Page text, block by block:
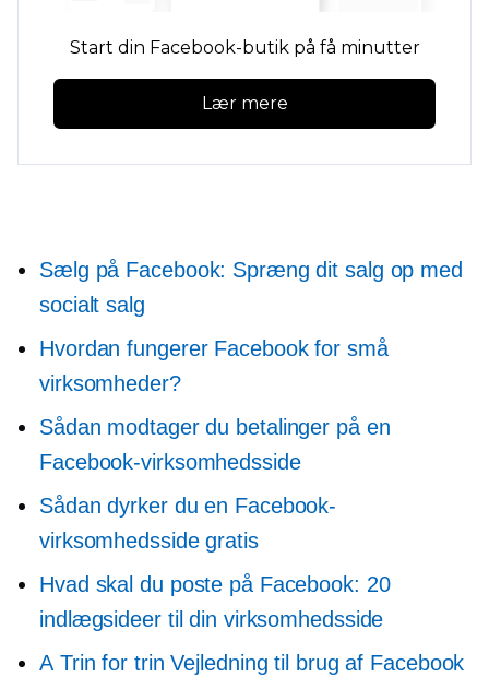
Start din Facebook-butik på få minutter
Lær mere
Sælg på Facebook: Spræng dit salg op med
socialt salg
Hvordan fungerer Facebook for små
virksomheder?
Sådan modtager du betalinger på en
Facebook-virksomhedsside
Sådan dyrker du en Facebook-
virksomhedsside gratis
Hvad skal du poste på Facebook: 20
indlægsideer til din virksomhedsside
A Trin for trin Vejledning til brug af Facebook